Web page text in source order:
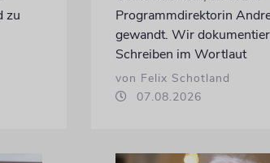
zu
Programmdirektorin
gewandt. Wir
Schreiben im Wortlaut
von Felix Schotland
07.08.2026